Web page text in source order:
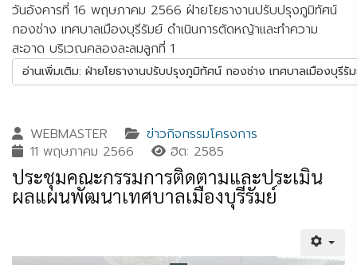
วันอังคารที่ 16 พฤษภาคม 2566 ฝ่ายโยธางานปรับปรุงภูมิทัศน์
กองช่าง เทศบาลเมืองบุรีรัมย์ ดำเนินการตัดหญ้าและทำความ
สะอาด บริเวณคลองละลมลูกที่ 1
อ่านเพิ่มเติม: ฝ่ายโยธางานปรับปรุงภูมิทัศน์ กองช่าง เทศบาลเมืองบุรีรั
WEBMASTER
ข่าวกิจกรรมโครงการ
11 พฤษภาคม 2566
ฮิต: 2585
ประชุมคณะกรรมการติดตามและประเมิน
ผลแผนพัฒนาเทศบาลเมืองบุรีรัมย์